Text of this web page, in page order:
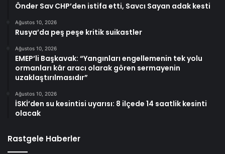
Önder Sav CHP’den istifa etti, Savcı Sayan adak kesti
Ağustos 10, 2026
Rusya’da peş peşe kritik suikastler
Ağustos 10, 2026
EMEP’li Başkavak: “Yangınları engellemenin tek yolu
ormanları kâr aracı olarak gören sermayenin
uzaklaştırılmasıdır”
Ağustos 10, 2026
İSKİ’den su kesintisi uyarısı: 8 ilçede 14 saatlik kesinti
olacak
Rastgele Haberler